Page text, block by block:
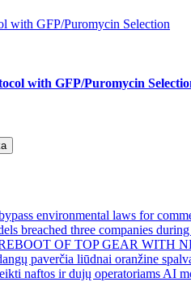
with GFP/Puromycin Selection
with GFP/Puromycin
environmental laws for
breached three companies
OF TOP GEAR WITH
paverčia liūdnai oranžine
naftos ir dujų operatoriams AI